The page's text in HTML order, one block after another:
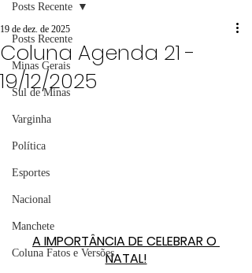
Posts Recente
Minas Gerais
Sul de Minas
Varginha
Política
Esportes
Nacional
Manchete
Coluna Fatos e Versões
Posts Recente
Coluna Agenda 21 -
19/12/2025
19 de dez. de 2025
A IMPORTÂNCIA DE CELEBRAR O
NATAL!